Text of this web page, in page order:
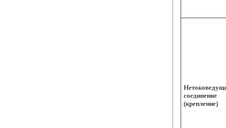
соединение
(крепление)